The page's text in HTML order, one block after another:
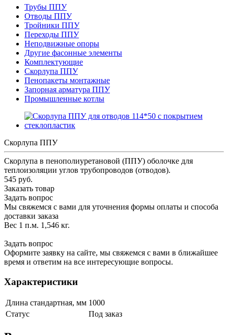
Трубы ППУ
Отводы ППУ
Тройники ППУ
Переходы ППУ
Неподвижные опоры
Другие фасонные элементы
Комплектующие
Скорлупа ППУ
Пенопакеты монтажные
Запорная арматура ППУ
Промышленные котлы
Скорлупа ППУ
Скорлупа в пенополиуретановой (ППУ) оболочке для
теплоизоляции углов трубопроводов (отводов).
545 руб.
Заказать товар
Задать вопрос
Мы свяжемся с вами для уточнения формы оплаты и способа
доставки заказа
Вес 1 п.м. 1,546 кг.
Задать вопрос
Оформите заявку на сайте, мы свяжемся с вами в ближайшее
время и ответим на все интересующие вопросы.
Характеристики
Длина стандартная, мм 1000
Статус
Под заказ